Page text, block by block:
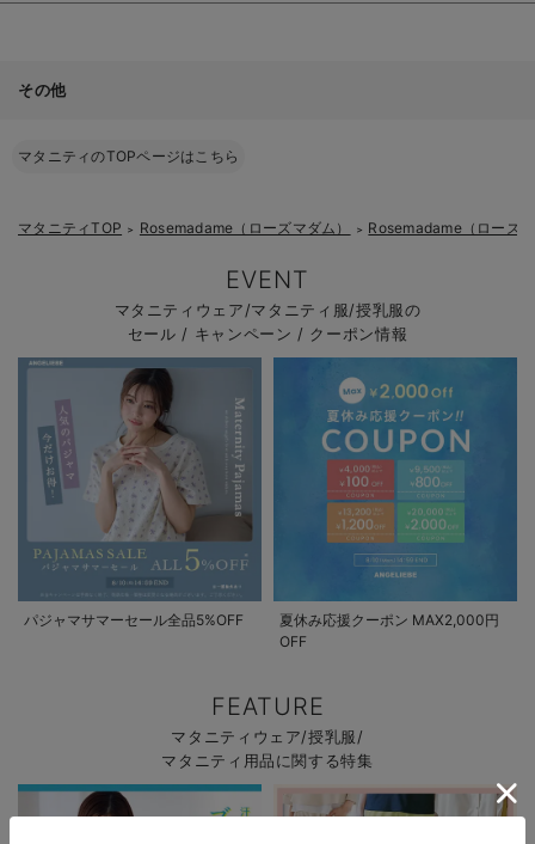
その他
マタニティのTOPページはこちら
マタニティTOP ＞ Rosemadame（ローズマダム） ＞ Rosemadame（ローズ
EVENT
マタニティウェア/マタニティ服/授乳服の
セール / キャンペーン / クーポン情報
パジャマサマーセール全品5%OFF
夏休み応援クーポン MAX2,000円
OFF
FEATURE
マタニティウェア/授乳服/
マタニティ用品に関する特集